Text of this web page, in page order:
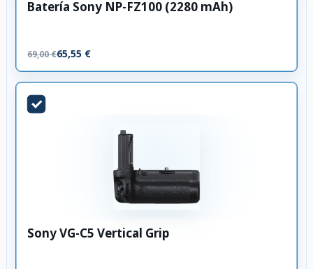
Batería Sony NP-FZ100 (2280 mAh)
69,00 €65,55 €
Sony VG-C5 Vertical Grip